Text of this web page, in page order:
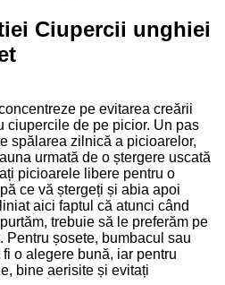
Ciupercii unghiei
pe evitarea creării
ciupercile de pe picior. Un pas
spălarea zilnică a picioarelor,
urmată de o ștergere uscată
picioarele libere pentru o
ce vă ștergeți și abia apoi
aici faptul că atunci când
trebuie să le preferăm pe
șosete, bumbacul sau
o alegere bună, iar pentru
bine aerisite și evitați